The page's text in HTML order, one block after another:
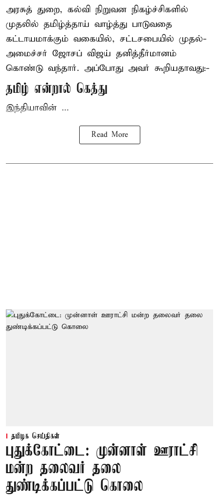
அரசுத் துறை, கல்வி நிறுவன நிகழ்ச்சிகளில்
முதலில் தமிழ்த்தாய் வாழ்த்து பாடுவதை
கட்டாயமாக்கும் வகையில், சட்டசபையில் முதல்-
அமைச்சர் ஜோசப் விஜய் தனித்தீர்மானம்
கொண்டு வந்தார். அப்போது அவர் கூறியதாவது:-
தமிழ் என்றால் கெத்து
இந்தியாவின் ...
Read More
தமிழக செய்திகள்
புதுக்கோட்டை: முன்னாள் ஊராட்சி
மன்ற தலைவர் தலை
துண்டிக்கப்பட்டு கொலை